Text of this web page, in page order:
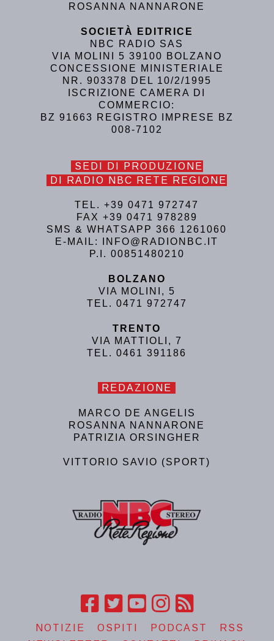
ROSANNA NANNARONE
SOCIETÀ EDITRICE
NBC RADIO SAS
VIA MOLINI 5 39100 BOLZANO
CONCESSIONE MINISTERIALE
NR. 903378 DEL 10/2/1995
ISCRIZIONE CAMERA DI
COMMERCIO:
BZ 91663 REGISTRO IMPRESE BZ
008-7102
SEDI DI PRODUZIONE
DI RADIO NBC RETE REGIONE
TEL. +39 0471 972747
FAX +39 0471 978289
SMS & WHATSAPP 366 1261060
E-MAIL: INFO@RADIONBC.IT
P.I. 00851480210
BOLZANO
VIA MOLINI, 5
TEL. 0471 972747
TRENTO
VIA MATTIOLI, 7
TEL. 0461 391186
REDAZIONE
MARCO DE ANGELIS
ROSANNA NANNARONE
PATRIZIA ORSINGHER
VITTORIO SAVIO (SPORT)
NOTIZIE OSPITI PODCAST
RSS